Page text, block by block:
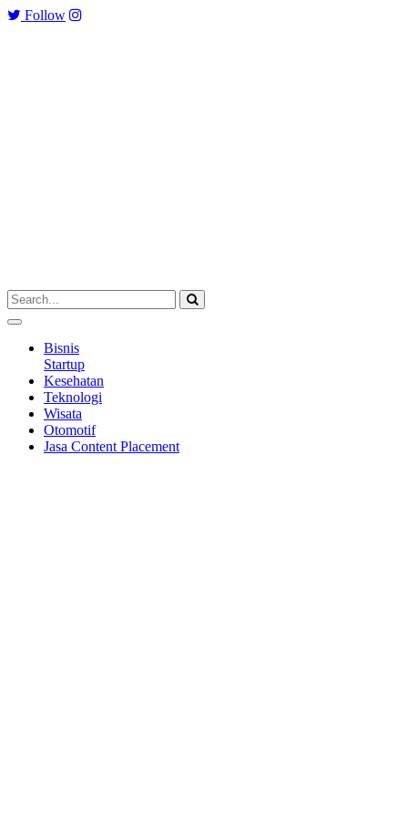
Follow
Bisnis
Startup
Kesehatan
Teknologi
Wisata
Otomotif
Jasa Content Placement